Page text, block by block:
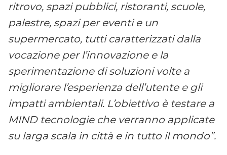
ritrovo, spazi pubblici, ristoranti, scuole,
palestre, spazi per eventi e un
supermercato, tutti caratterizzati dalla
vocazione per l’innovazione e la
sperimentazione di soluzioni volte a
migliorare l’esperienza dell’utente e gli
impatti ambientali. L’obiettivo è testare a
MIND tecnologie che verranno applicate
su larga scala in città e in tutto il mondo”.